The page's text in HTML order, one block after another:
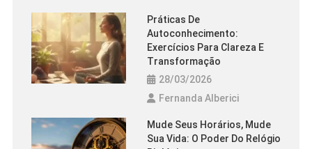
Práticas De
Autoconhecimento:
Exercícios Para Clareza E
Transformação
28/03/2026
Fernanda Alberici
Mude Seus Horários, Mude
Sua Vida: O Poder Do Relógio